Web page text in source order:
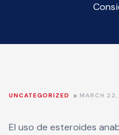
UNCATEGORIZED MARCH
El uso de esteroides